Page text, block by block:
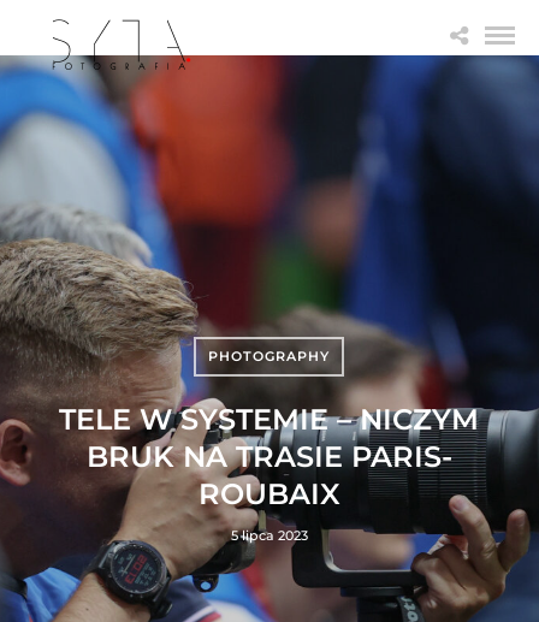
PHOTOGRAPHY
TELE W SYSTEMIE – NICZYM
BRUK NA TRASIE PARIS-
ROUBAIX
5 lipca 2023